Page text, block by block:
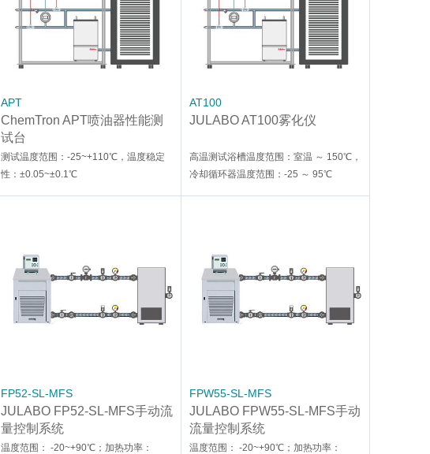
APT
ChemTron APT喷油器性能测
试台
测试温度范围：-25~+110℃，温度稳定
性：±0.05~±0.1℃
AT100
JULABO AT100雾化仪
高温测试浴槽温度范围：室温 ～ 150℃，
冷却循环器温度范围：-25 ～ 95℃
FP52-SL-MFS
JULABO FP52-SL-MFS手动流
量控制系统
温度范围： -20~+90℃；加热功率：
FPW55-SL-MFS
JULABO FPW55-SL-MFS手动
流量控制系统
温度范围： -20~+90℃；加热功率：